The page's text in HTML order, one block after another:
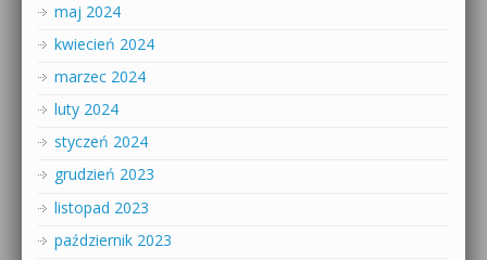
maj 2024
kwiecień 2024
marzec 2024
luty 2024
styczeń 2024
grudzień 2023
listopad 2023
październik 2023